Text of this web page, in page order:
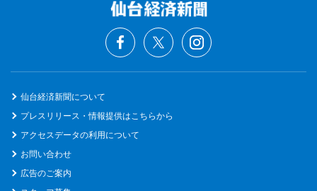
仙台経済新聞について
プレスリリース・情報提供はこちらから
アクセスデータの利用について
お問い合わせ
広告のご案内